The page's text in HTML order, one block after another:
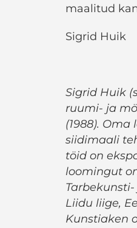
maalitud
Sigrid Huik
Sigrid Huik
ruumi- ja
(1988).
siidimaali
töid on
loomingut
Liidu liige,
Kunstiaken